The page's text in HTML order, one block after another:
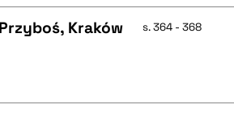
Kraków
s. 364 - 368